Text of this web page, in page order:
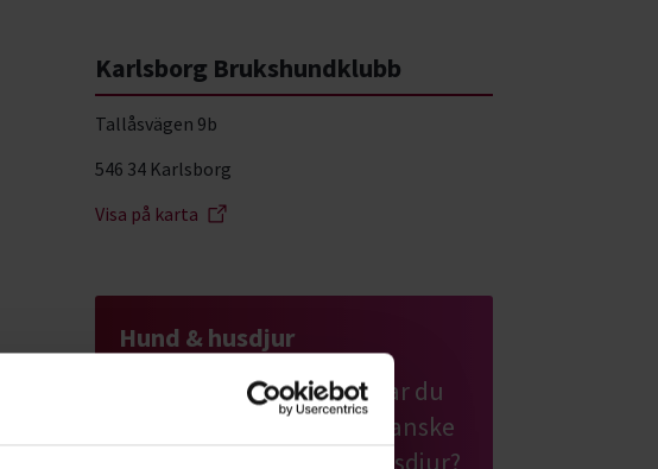
Karlsborg Brukshundklubb
Tallåsvägen 9b
546 34 Karlsborg
Visa på karta
Hund & husdjur
Har du hund eller planerar du
att skaffa en valp? Eller kanske
en katt eller ett annat husdjur?